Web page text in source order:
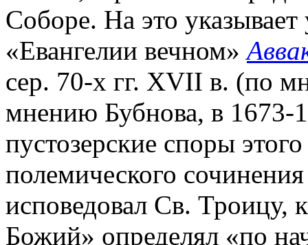
Соборе. На это
«Евангелии вечном»
сер. 70-х гг. XVII в. (по
мнению Бубнова, в 1673-
пустозерские споры
полемического
исповедовал Св. Троицу,
Божий» определял «по